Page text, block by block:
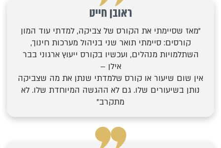
ראובן חייט
"מאז שסיימתי את הקורס של צביקה, למדתי עוד המון
קורסים: סיימתי תואר שני בניהול מערכות חינוך,
השתלמויות מנהלים, ועכשיו בקורס ייעוץ ארגוני בבר
אילן –
אין שום שיעור או קורס שלמדתי שנתן את מה שצביקה
נותן בשיעורים שלו. גם לא ההגשה המיוחדת שלו. לא
מתקרב"